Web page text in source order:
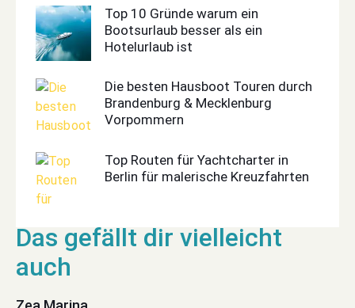
Top 10 Gründe warum ein
Bootsurlaub besser als ein
Hotelurlaub ist
Die besten Hausboot Touren durch
Brandenburg & Mecklenburg
Vorpommern
Top Routen für Yachtcharter in
Berlin für malerische Kreuzfahrten